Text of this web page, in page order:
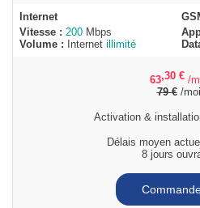
Internet
Vitesse : 200 Mbps
Volume : Internet illimité
63,30 € /
79€/
Activation &
Délais moyen
8 jours